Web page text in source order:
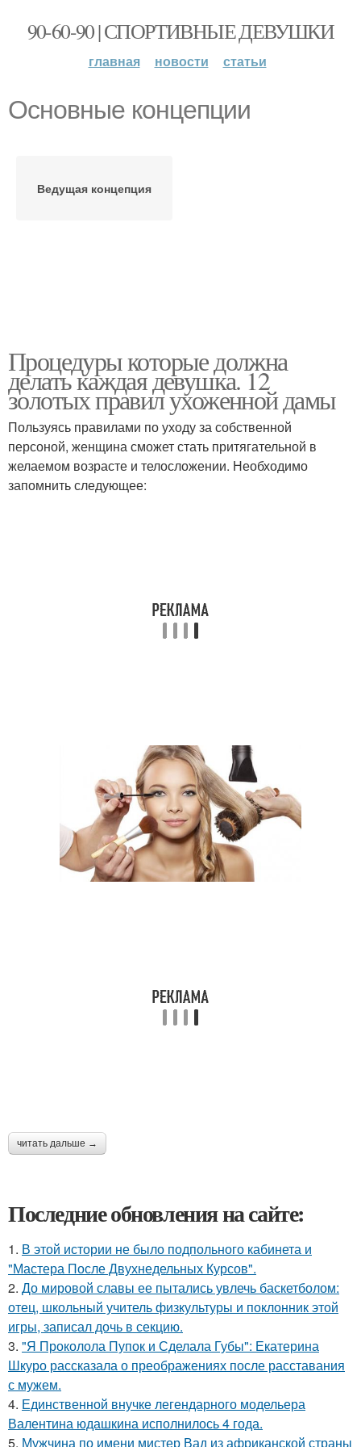
90-60-90 | СПОРТИВНЫЕ ДЕВУШКИ
главная новости статьи
Основные концепции
Ведущая концепция
Процедуры которые должна
делать каждая девушка. 12
золотых правил ухоженной дамы
Пользуясь правилами по уходу за собственной
персоной, женщина сможет стать притягательной в
желаемом возрасте и телосложении. Необходимо
запомнить следующее:
читать дальше →
Последние обновления на сайте:
1. В этой истории не было подпольного кабинета и
"Мастера После Двухнедельных Курсов".
2. До мировой славы ее пытались увлечь баскетболом:
отец, школьный учитель физкультуры и поклонник этой
игры, записал дочь в секцию.
3. "Я Проколола Пупок и Сделала Губы": Екатерина
Шкуро рассказала о преображениях после расставания
с мужем.
4. Единственной внучке легендарного модельера
Валентина юдашкина исполнилось 4 года.
5. Мужчина по имени мистер Вад из африканской страны